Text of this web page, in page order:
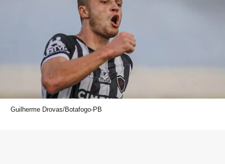
Guilherme Drovas/Botafogo-PB